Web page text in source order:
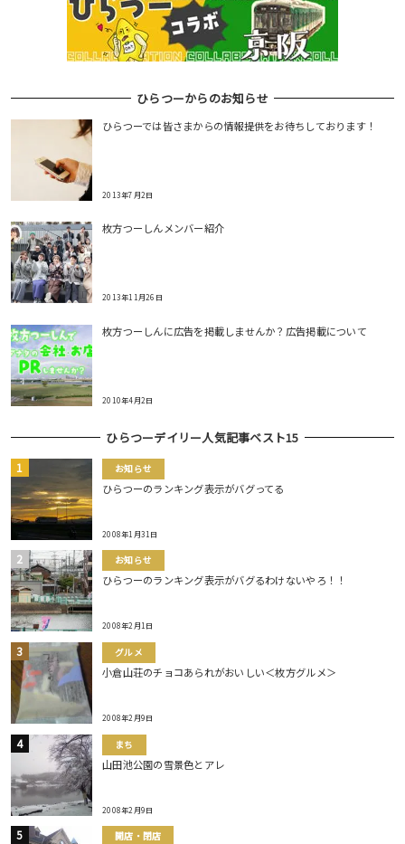
ひらつーからのお知らせ
ひらつーでは皆さまからの情報提供をお待ちしております！
2013年7月2日
枚方つーしんメンバー紹介
2013年11月26日
枚方つーしんに広告を掲載しませんか？広告掲載について
2010年4月2日
ひらつーデイリー人気記事ベスト15
お知らせ
ひらつーのランキング表示がバグってる
2008年1月31日
お知らせ
ひらつーのランキング表示がバグるわけないやろ！！
2008年2月1日
グルメ
小倉山荘のチョコあられがおいしい＜枚方グルメ＞
2008年2月9日
まち
山田池公園の雪景色とアレ
2008年2月9日
開店・閉店